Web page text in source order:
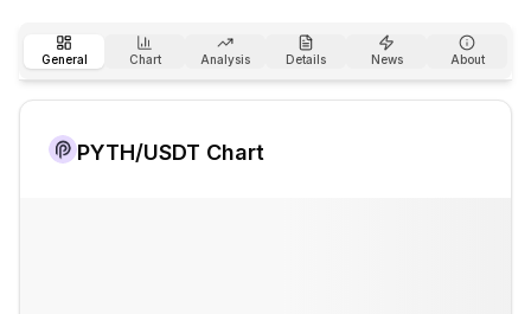
General Chart Analysis Details News About
PYTH/USDT Chart